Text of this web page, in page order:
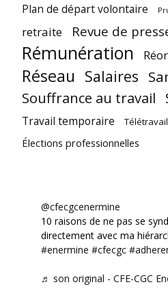
Plan de départ volontaire
retraite Revue de
Rémunération
Réseau Salaires
Souffrance au travail
Travail temporaire Télétravail
Élections professionnelles
@cfecgcenermine
10 raisons de ne pas se
directement avec ma
#enermine #cfecgc
♬ son original - CFE-CGC